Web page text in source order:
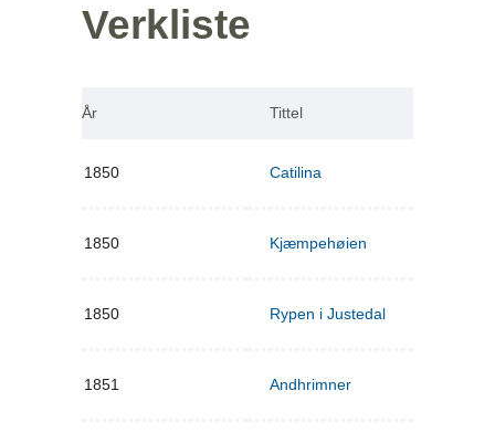
Verkliste
År Tittel
1850 Catilina
1850 Kjæmpehøien
1850 Rypen i Justedal
1851 Andhrimner